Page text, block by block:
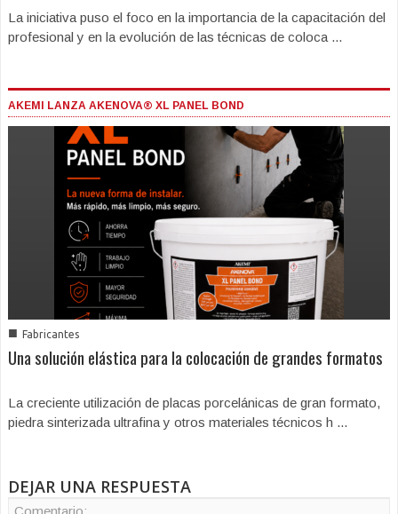
La iniciativa puso el foco en la importancia de la capacitación del
profesional y en la evolución de las técnicas de coloca ...
AKEMI LANZA AKENOVA® XL PANEL BOND
■ Fabricantes
Una solución elástica para la colocación de grandes formatos
La creciente utilización de placas porcelánicas de gran formato,
piedra sinterizada ultrafina y otros materiales técnicos h ...
DEJAR UNA RESPUESTA